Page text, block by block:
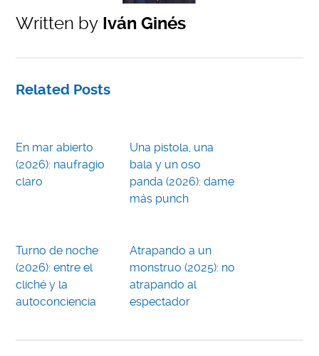
Written by Iván Ginés
Related Posts
En mar abierto
(2026): naufragio
claro
Una pistola, una
bala y un oso
panda (2026): dame
más punch
Turno de noche
(2026): entre el
cliché y la
autoconciencia
Atrapando a un
monstruo (2025): no
atrapando al
espectador